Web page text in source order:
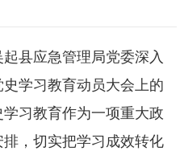
县应急管理局党委深入
学习教育动员大会上的
习教育作为一项重大政
，切实把学习成效转化